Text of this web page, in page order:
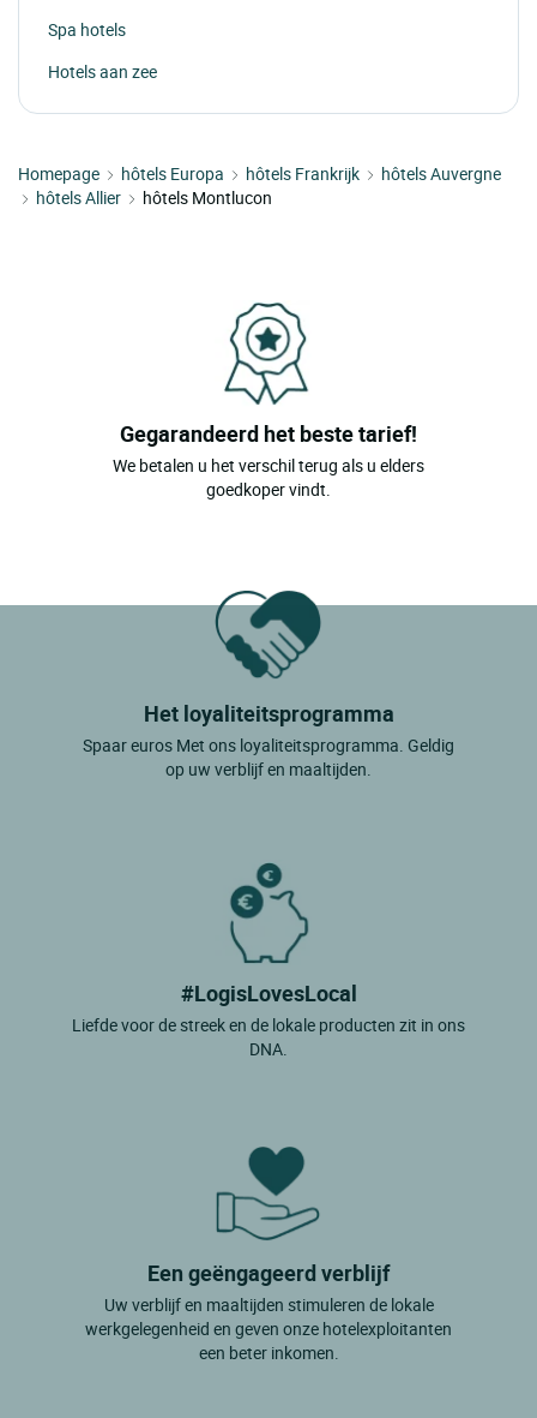
Spa hotels
Hotels aan zee
Homepage hôtels Europa hôtels Frankrijk
hôtels Auvergne
hôtels Allier
hôtels Montlucon
Gegarandeerd het beste tarief!
We betalen u het verschil terug als u elders
goedkoper vindt.
Het loyaliteitsprogramma
Spaar euros Met ons loyaliteitsprogramma. Geldig
op uw verblijf en maaltijden.
#LogisLovesLocal
Liefde voor de streek en de lokale producten zit in ons
DNA.
Een geëngageerd verblijf
Uw verblijf en maaltijden stimuleren de lokale
werkgelegenheid en geven onze hotelexploitanten
een beter inkomen.